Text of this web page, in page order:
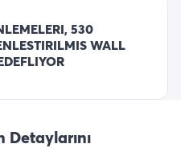
530
WALL
Detaylarını